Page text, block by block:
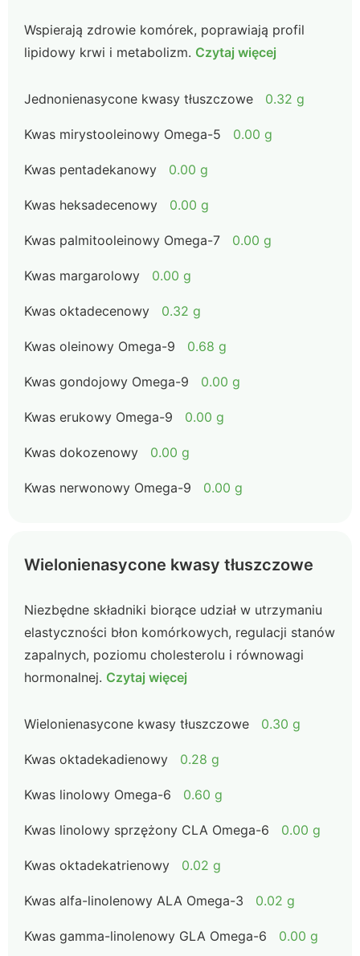
Wspierają zdrowie komórek, poprawiają profil
lipidowy krwi i metabolizm. Czytaj więcej
Jednonienasycone kwasy tłuszczowe 0.32 g
Kwas mirystooleinowy Omega-5 0.00 g
Kwas pentadekanowy 0.00 g
Kwas heksadecenowy 0.00 g
Kwas palmitooleinowy Omega-7 0.00 g
Kwas margarolowy 0.00 g
Kwas oktadecenowy 0.32 g
Kwas oleinowy Omega-9 0.68 g
Kwas gondojowy Omega-9 0.00 g
Kwas erukowy Omega-9 0.00 g
Kwas dokozenowy 0.00 g
Kwas nerwonowy Omega-9 0.00 g
Wielonienasycone kwasy tłuszczowe
Niezbędne składniki biorące udział w utrzymaniu
elastyczności błon komórkowych, regulacji stanów
zapalnych, poziomu cholesterolu i równowagi
hormonalnej. Czytaj więcej
Wielonienasycone kwasy tłuszczowe 0.30 g
Kwas oktadekadienowy 0.28 g
Kwas linolowy Omega-6 0.60 g
Kwas linolowy sprzężony CLA Omega-6 0.00 g
Kwas oktadekatrienowy 0.02 g
Kwas alfa-linolenowy ALA Omega-3 0.02 g
Kwas gamma-linolenowy GLA Omega-6 0.00 g